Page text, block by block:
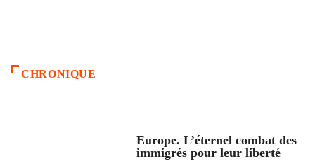
CHRONIQUE
Europe. L’éternel combat des
immigrés pour leur liberté